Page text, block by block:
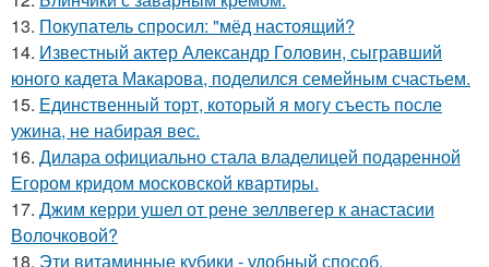
13. Покупатель спросил: "мёд настоящий?
14. Известный актер Александр Головин, сыгравший
юного кадета Макарова, поделился семейным счастьем.
15. Единственный торт, который я могу съесть после
ужина, не набирая вес.
16. Дилара официально стала владелицей подаренной
Егором кридом московской квартиры.
17. Джим керри ушел от рене зеллвегер к анастасии
Волочковой?
18. Эти витаминные кубики - удобный способ.